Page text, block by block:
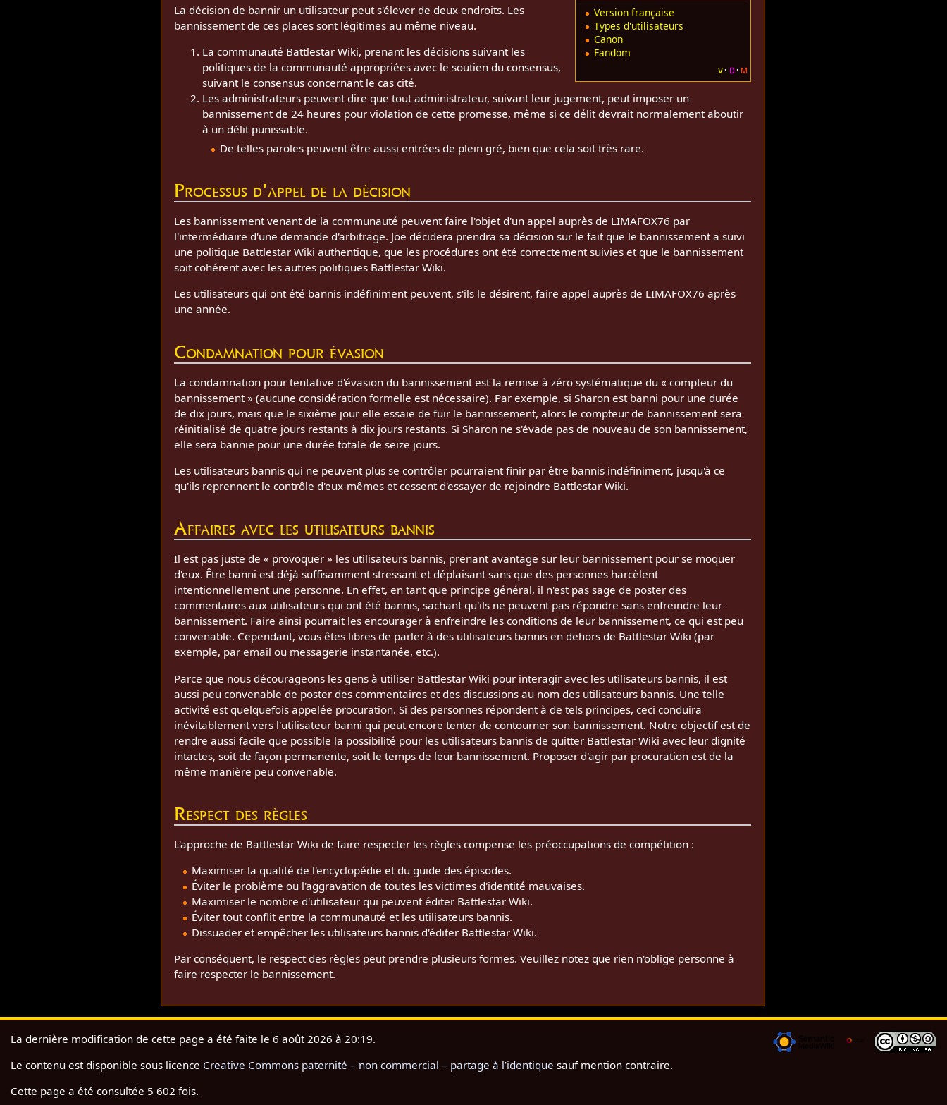
Version française
Types d'utilisateurs
Canon
Fandom
v d m
La décision de bannir un utilisateur peut s'élever de deux endroits. Les
bannissement de ces places sont légitimes au même niveau.
La communauté Battlestar Wiki, prenant les décisions suivant les
politiques de la communauté appropriées avec le soutien du consensus,
suivant le consensus concernant le cas cité.
Les administrateurs peuvent dire que tout administrateur, suivant leur jugement, peut imposer un
bannissement de 24 heures pour violation de cette promesse, même si ce délit devrait normalement aboutir
à un délit punissable.
De telles paroles peuvent être aussi entrées de plein gré, bien que cela soit très rare.
Processus d'appel de la décision
Les bannissement venant de la communauté peuvent faire l'objet d'un appel auprès de LIMAFOX76 par
l'intermédiaire d'une demande d'arbitrage. Joe décidera prendra sa décision sur le fait que le bannissement a suivi
une politique Battlestar Wiki authentique, que les procédures ont été correctement suivies et que le bannissement
soit cohérent avec les autres politiques Battlestar Wiki.
Les utilisateurs qui ont été bannis indéfiniment peuvent, s'ils le désirent, faire appel auprès de LIMAFOX76 après
une année.
Condamnation pour évasion
La condamnation pour tentative d'évasion du bannissement est la remise à zéro systématique du « compteur du
bannissement » (aucune considération formelle est nécessaire). Par exemple, si Sharon est banni pour une durée
de dix jours, mais que le sixième jour elle essaie de fuir le bannissement, alors le compteur de bannissement sera
réinitialisé de quatre jours restants à dix jours restants. Si Sharon ne s'évade pas de nouveau de son bannissement,
elle sera bannie pour une durée totale de seize jours.
Les utilisateurs bannis qui ne peuvent plus se contrôler pourraient finir par être bannis indéfiniment, jusqu'à ce
qu'ils reprennent le contrôle d'eux-mêmes et cessent d'essayer de rejoindre Battlestar Wiki.
Affaires avec les utilisateurs bannis
Il est pas juste de « provoquer » les utilisateurs bannis, prenant avantage sur leur bannissement pour se moquer
d'eux. Être banni est déjà suffisamment stressant et déplaisant sans que des personnes harcèlent
intentionnellement une personne. En effet, en tant que principe général, il n'est pas sage de poster des
commentaires aux utilisateurs qui ont été bannis, sachant qu'ils ne peuvent pas répondre sans enfreindre leur
bannissement. Faire ainsi pourrait les encourager à enfreindre les conditions de leur bannissement, ce qui est peu
convenable. Cependant, vous êtes libres de parler à des utilisateurs bannis en dehors de Battlestar Wiki (par
exemple, par email ou messagerie instantanée, etc.).
Parce que nous décourageons les gens à utiliser Battlestar Wiki pour interagir avec les utilisateurs bannis, il est
aussi peu convenable de poster des commentaires et des discussions au nom des utilisateurs bannis. Une telle
activité est quelquefois appelée procuration. Si des personnes répondent à de tels principes, ceci conduira
inévitablement vers l'utilisateur banni qui peut encore tenter de contourner son bannissement. Notre objectif est de
rendre aussi facile que possible la possibilité pour les utilisateurs bannis de quitter Battlestar Wiki avec leur dignité
intactes, soit de façon permanente, soit le temps de leur bannissement. Proposer d'agir par procuration est de la
même manière peu convenable.
Respect des règles
L'approche de Battlestar Wiki de faire respecter les règles compense les préoccupations de compétition :
Maximiser la qualité de l'encyclopédie et du guide des épisodes.
Éviter le problème ou l'aggravation de toutes les victimes d'identité mauvaises.
Maximiser le nombre d'utilisateur qui peuvent éditer Battlestar Wiki.
Éviter tout conflit entre la communauté et les utilisateurs bannis.
Dissuader et empêcher les utilisateurs bannis d'éditer Battlestar Wiki.
Par conséquent, le respect des règles peut prendre plusieurs formes. Veuillez notez que rien n'oblige personne à
faire respecter le bannissement.
La dernière modification de cette page a été faite le 6 août 2026 à 20:19.
Le contenu est disponible sous licence Creative Commons paternité – non commercial – partage à l’identique sauf mention contraire.
Cette page a été consultée 5 602 fois.